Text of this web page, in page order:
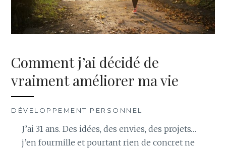
Comment j’ai décidé de
vraiment améliorer ma vie
DÉVELOPPEMENT PERSONNEL
J’ai 31 ans. Des idées, des envies, des projets…
j’en fourmille et pourtant rien de concret ne